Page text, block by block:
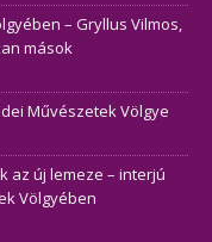
– Gryllus Vilmos,
mások
Művészetek Völgye
az új lemeze – interjú
Völgyében